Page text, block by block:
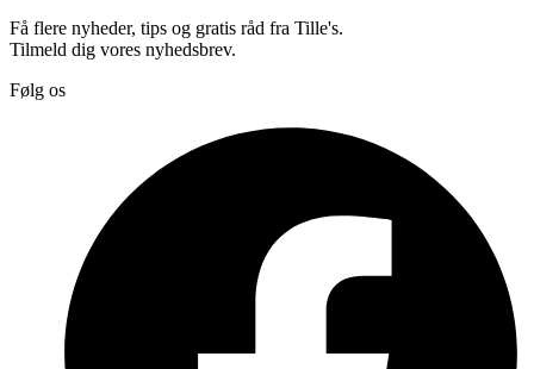
Få flere nyheder, tips og gratis råd fra Tille's.
Tilmeld dig vores nyhedsbrev.
Følg os